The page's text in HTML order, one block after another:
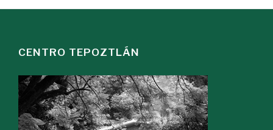
CENTRO TEPOZTLÁN